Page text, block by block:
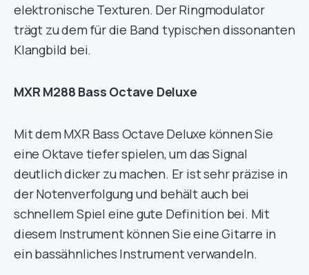
elektronische Texturen. Der Ringmodulator
trägt zu dem für die Band typischen dissonanten
Klangbild bei.
MXR M288 Bass Octave Deluxe
Mit dem MXR Bass Octave Deluxe können Sie
eine Oktave tiefer spielen, um das Signal
deutlich dicker zu machen. Er ist sehr präzise in
der Notenverfolgung und behält auch bei
schnellem Spiel eine gute Definition bei. Mit
diesem Instrument können Sie eine Gitarre in
ein bassähnliches Instrument verwandeln.